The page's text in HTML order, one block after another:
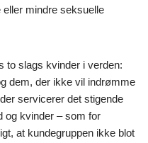
mindre seksuelle
to slags kvinder i verden:
dem, der ikke vil indrømme
servicerer det stigende
og kvinder – som for
at kundegruppen ikke blot